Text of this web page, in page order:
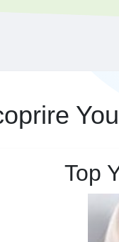
Top